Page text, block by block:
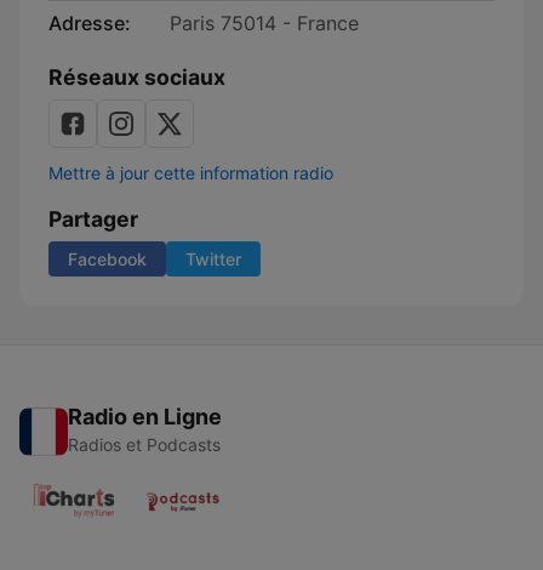
Adresse:
Paris 75014 - France
Réseaux sociaux
Mettre à jour cette information radio
Partager
Facebook Twitter
Radio en Ligne
Radios et Podcasts